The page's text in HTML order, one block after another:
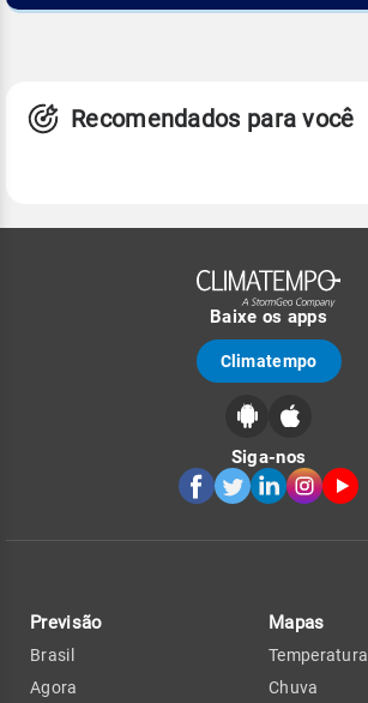
Recomendados para você
Baixe os apps
Climatempo
Siga-nos
Previsão
Brasil
Agora
Mapas
Temperatura
Chuva